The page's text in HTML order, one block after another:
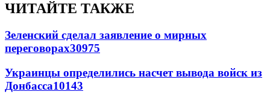
ЧИТАЙТЕ ТАКЖЕ
Зеленский сделал заявление о мирных
переговорах30975
Украинцы определились насчет вывода войск из
Донбасса10143